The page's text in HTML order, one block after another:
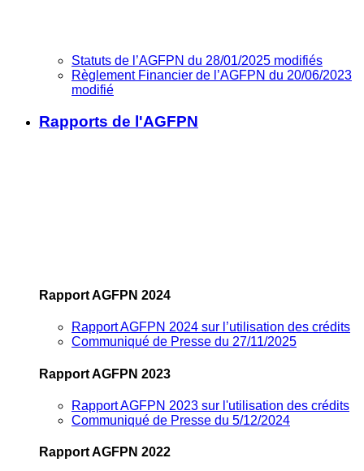
Statuts de l’AGFPN du 28/01/2025 modifiés
Règlement Financier de l’AGFPN du 20/06/2023
modifié
Rapports de l'AGFPN
Rapport AGFPN 2024
Rapport AGFPN 2024 sur l’utilisation des crédits
Communiqué de Presse du 27/11/2025
Rapport AGFPN 2023
Rapport AGFPN 2023 sur l'utilisation des crédits
Communiqué de Presse du 5/12/2024
Rapport AGFPN 2022